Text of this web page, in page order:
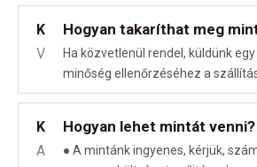
K Hogyan takaríthat meg
V
Ha közvetlenül rendel, küldünk
minőség ellenőrzéséhez a
K Hogyan lehet mintát venni?
A
● A mintánk ingyenes, kérjük,